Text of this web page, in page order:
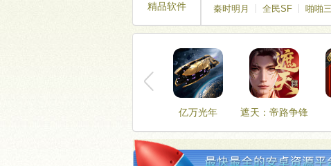
精品软件
秦时明月
全民SF 啪啪
亿万光年 遮天：帝路争锋